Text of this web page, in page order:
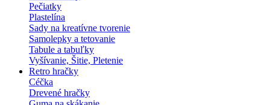
Pečiatky
Plastelína
Sady na kreatívne tvorenie
Samolepky a tetovanie
Tabule a tabuľky
Vyšívanie, Šitie, Pletenie
Retro hračky
Céčka
Drevené hračky